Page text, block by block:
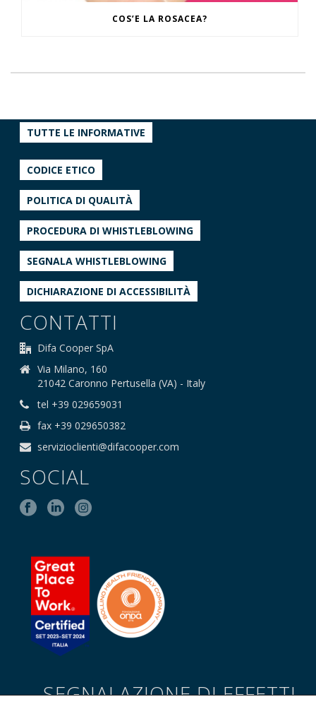
COS’E LA ROSACEA?
TUTTE LE INFORMATIVE
CODICE ETICO
POLITICA DI QUALITÀ
PROCEDURA DI WHISTLEBLOWING
SEGNALA WHISTLEBLOWING
DICHIARAZIONE DI ACCESSIBILITÀ
CONTATTI
Difa Cooper SpA
Via Milano, 160
21042 Caronno Pertusella (VA) - Italy
tel +39 029659031
fax +39 029650382
servizioclienti@difacooper.com
SOCIAL
SEGNALAZIONE DI EFFETTI